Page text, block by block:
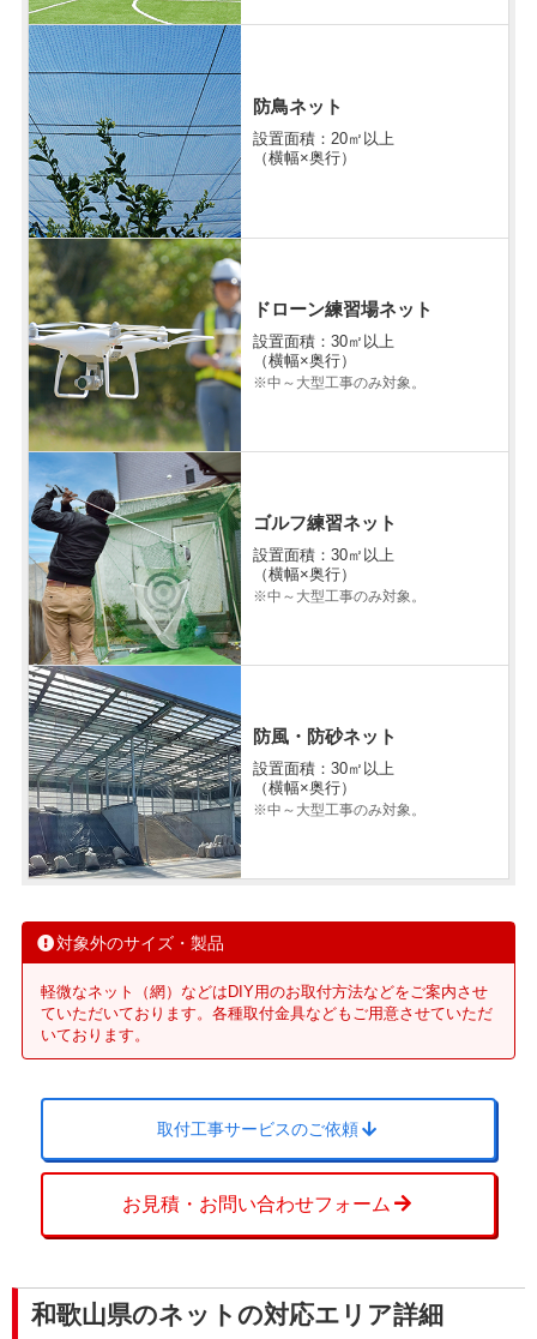
防鳥ネット
設置面積：20㎡以上
（横幅×奥行）
ドローン練習場ネット
設置面積：30㎡以上
（横幅×奥行）
※中～大型工事のみ対象。
ゴルフ練習ネット
設置面積：30㎡以上
（横幅×奥行）
※中～大型工事のみ対象。
防風・防砂ネット
設置面積：30㎡以上
（横幅×奥行）
※中～大型工事のみ対象。
対象外のサイズ・製品
軽微なネット（網）などはDIY用のお取付方法などをご案内させ
ていただいております。各種取付金具などもご用意させていただ
いております。
取付工事サービスのご依頼
お見積・お問い合わせフォーム
和歌山県のネットの対応エリア詳細